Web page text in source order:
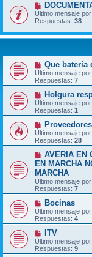
Último mensaje por
Respuestas: 38
Que batería
Último mensaje por
Respuestas: 7
Holgura
Último mensaje por
Respuestas: 1
Último mensaje por
Respuestas: 28
AVERIA EN
EN MARCHA
MARCHA
Último mensaje por
Respuestas: 7
Bocinas
Último mensaje por
Respuestas: 4
ITV
Último mensaje por
Respuestas: 9